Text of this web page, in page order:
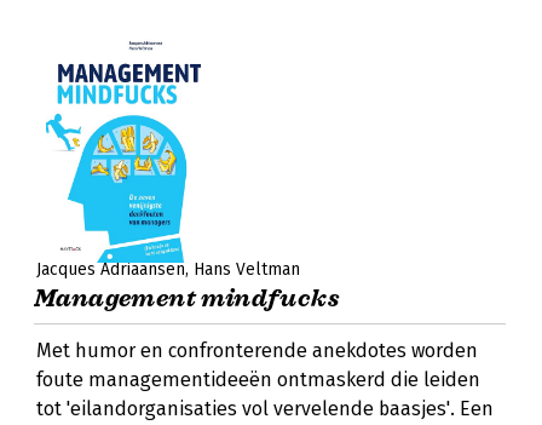
Jacques Adriaansen Hans Veltman
Management mindfucks
Met humor en confronterende anekdotes worden
foute managementideeën ontmaskerd die leiden
tot 'eilandorganisaties vol vervelende baasjes'. Een